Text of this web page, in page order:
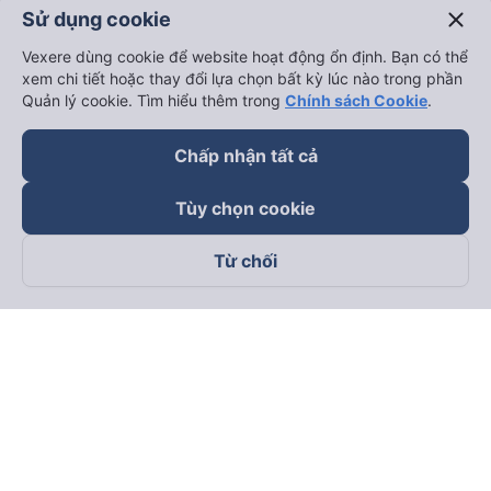
Theo dõi chúng tôi trên
Sử dụng cookie close
Vexere dùng cookie để website hoạt động ổn định. Bạn có thể
xem chi tiết hoặc thay đổi lựa chọn bất kỳ lúc nào trong phần
Quản lý cookie. Tìm hiểu thêm trong Chính sách Cookie.
Chấp nhận tất cả
Tùy chọn cookie
Từ chối